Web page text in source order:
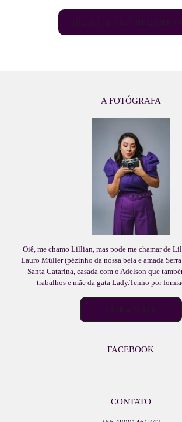
SOLICITE SEU
A FOTÓGRAFA
Oiê, me chamo Lillian, mas pode me chamar de
Lauro Müller (pézinho da nossa bela e amada
Santa Catarina, casada com o Adelson que
trabalhos e mãe da gata Lady.Tenho por
SAIBA MAIS
FACEBOOK
CONTATO